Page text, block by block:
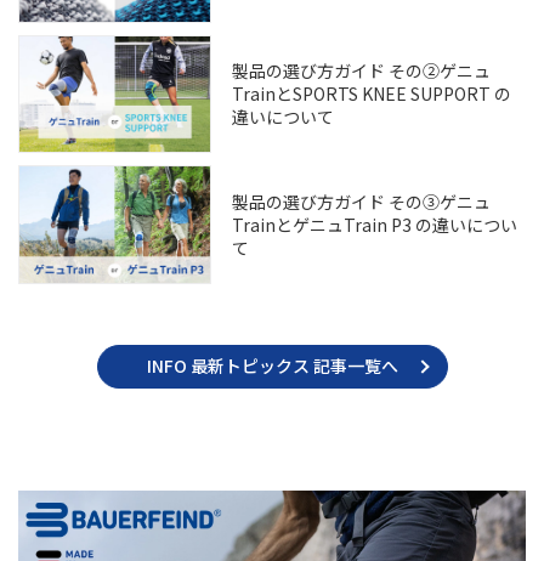
製品の選び方ガイド その②ゲニュ
TrainとSPORTS KNEE SUPPORT の
違いについて
製品の選び方ガイド その③ゲニュ
TrainとゲニュTrain P3 の違いについ
て
INFO 最新トピックス 記事一覧へ